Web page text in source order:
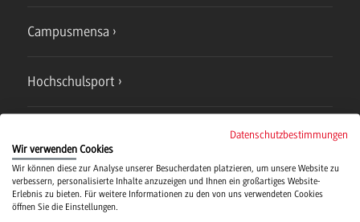
Campusmensa
Hochschulsport
Datenschutzbestimmungen
Wir verwenden Cookies
Wir können diese zur Analyse unserer Besucherdaten platzieren, um unsere Website zu
verbessern, personalisierte Inhalte anzuzeigen und Ihnen ein großartiges Website-
Erlebnis zu bieten. Für weitere Informationen zu den von uns verwendeten Cookies
öffnen Sie die Einstellungen.